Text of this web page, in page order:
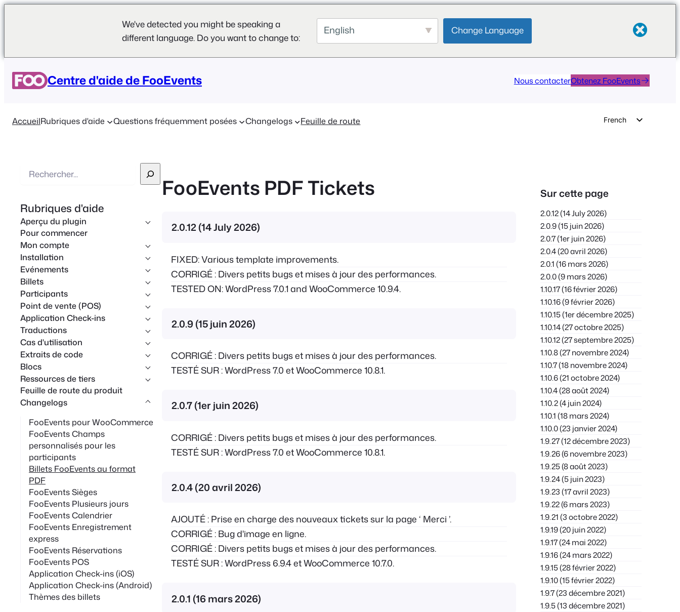
We've detected you might be speaking a
different language. Do you want to change to:
English Change Language
Centre d'aide de FooEvents Nous contacterObtenez FooEvents
AccueilRubriques d'aide Questions fréquemment posées Changelogs Feuille de route
French
Portuguese
Polish
Czech
Greek
h
e
r
c
h
e
Rubriques d'aide
Aperçu du plugin
Pour commencer
Mon compte
Installation
Evénements
Billets
Participants
Point de vente (POS)
Application Check-ins
Traductions
Cas d'utilisation
Extraits de code
Blocs
Ressources de tiers
Feuille de route du produit
Changelogs
FooEvents pour WooCommerce
FooEvents Champs
personnalisés pour les
participants
Billets FooEvents au format
PDF
FooEvents Sièges
FooEvents Plusieurs jours
FooEvents Calendrier
FooEvents Enregistrement
express
FooEvents Réservations
FooEvents POS
Application Check-ins (iOS)
Application Check-ins (Android)
Thèmes des billets
FooEvents PDF Tickets
2.0.12 (14 July 2026)
FIXED: Various template improvements.
CORRIGÉ : Divers petits bugs et mises à jour des performances.
TESTED ON: WordPress 7.0.1 and WooCommerce 10.9.4.
2.0.9 (15 juin 2026)
CORRIGÉ : Divers petits bugs et mises à jour des performances.
TESTÉ SUR : WordPress 7.0 et WooCommerce 10.8.1.
2.0.7 (1er juin 2026)
CORRIGÉ : Divers petits bugs et mises à jour des performances.
TESTÉ SUR : WordPress 7.0 et WooCommerce 10.8.1.
2.0.4 (20 avril 2026)
AJOUTÉ : Prise en charge des nouveaux tickets sur la page ‘ Merci ’.
CORRIGÉ : Bug d'image en ligne.
CORRIGÉ : Divers petits bugs et mises à jour des performances.
TESTÉ SUR : WordPress 6.9.4 et WooCommerce 10.7.0.
2.0.1 (16 mars 2026)
Sur cette page
2.0.12 (14 July 2026)
2.0.9 (15 juin 2026)
2.0.7 (1er juin 2026)
2.0.4 (20 avril 2026)
2.0.1 (16 mars 2026)
2.0.0 (9 mars 2026)
1.10.17 (16 février 2026)
1.10.16 (9 février 2026)
1.10.15 (1er décembre 2025)
1.10.14 (27 octobre 2025)
1.10.12 (27 septembre 2025)
1.10.8 (27 novembre 2024)
1.10.7 (18 novembre 2024)
1.10.6 (21 octobre 2024)
1.10.4 (28 août 2024)
1.10.2 (4 juin 2024)
1.10.1 (18 mars 2024)
1.10.0 (23 janvier 2024)
1.9.27 (12 décembre 2023)
1.9.26 (6 novembre 2023)
1.9.25 (8 août 2023)
1.9.24 (5 juin 2023)
1.9.23 (17 avril 2023)
1.9.22 (6 mars 2023)
1.9.21 (3 octobre 2022)
1.9.19 (20 juin 2022)
1.9.17 (24 mai 2022)
1.9.16 (24 mars 2022)
1.9.15 (28 février 2022)
1.9.10 (15 février 2022)
1.9.7 (23 décembre 2021)
1.9.5 (13 décembre 2021)